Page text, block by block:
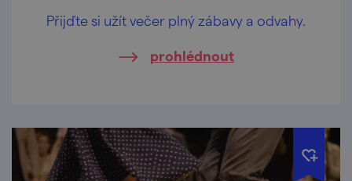
Přijďte si užít večer plný zábavy a odvahy.
prohlédnout